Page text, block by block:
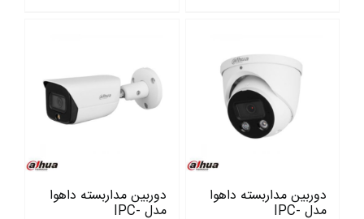
دوربین مداربسته داهوا
مدل IPC-
دوربین مداربسته داهوا
مدل IPC-